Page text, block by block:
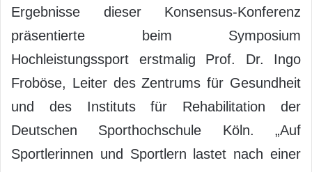
Ergebnisse dieser Konsensus-Konferenz
präsentierte beim Symposium
Hochleistungssport erstmalig Prof. Dr. Ingo
Froböse, Leiter des Zentrums für Gesundheit
und des Instituts für Rehabilitation der
Deutschen Sporthochschule Köln. „Auf
Sportlerinnen und Sportlern lastet nach einer